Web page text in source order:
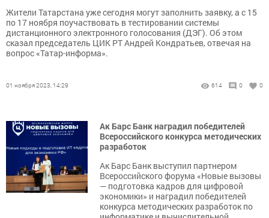
Жители Татарстана уже сегодня могут заполнить заявку, а с 15
по 17 ноября поучаствовать в тестировании системы
дистанционного электронного голосования (ДЭГ). Об этом
сказал председатель ЦИК РТ Андрей Кондратьев, отвечая на
вопрос «Татар-информа».
01 ноября 2023, 14:29 614 0 0
Ак Барс Банк наградил победителей
Всероссийского конкурса методических
разработок
Ак Барс Банк выступил партнером
Всероссийского форума «Новые вызовы
— подготовка кадров для цифровой
экономики» и наградил победителей
конкурса методических разработок по